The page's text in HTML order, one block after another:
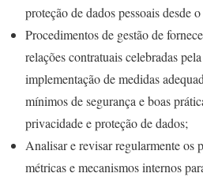
proteção de dados pessoais desde
Procedimentos de gestão de
relações contratuais celebradas
implementação de medidas
mínimos de segurança e boas
privacidade e proteção de dados;
Analisar e revisar regularmente os
métricas e mecanismos internos